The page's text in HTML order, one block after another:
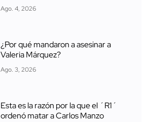
Ago. 4, 2026
¿Por qué mandaron a asesinar a
Valeria Márquez?
Ago. 3, 2026
Esta es la razón por la que el ´R1´
ordenó matar a Carlos Manzo